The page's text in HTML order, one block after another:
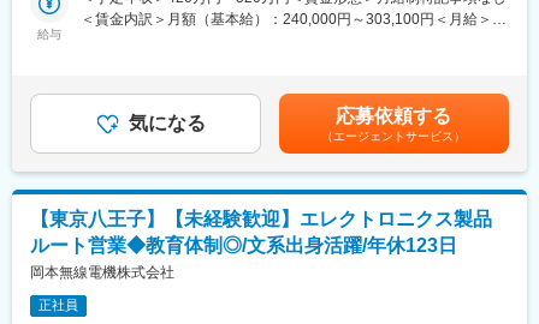
ます。
設立40年を迎えた総合電子部品商社で、電子部品の要であるコン
デンサの世界シェア40%強を生産・販売する株式会社村田製作所
の国内(上位)代理店です。
▼業績拡大中
脱炭素社会へ向けた電気自動車、エコ発電や高機能化するPC・ス
マホ、技術進歩を続ける医療機器、それらを製造するための産業
機械(半導体製造装置・工作機械)など様々な業界に於いて電子部品
は急激な需要増となっており、今後もさらなる伸長が見込まれま
す。
■営業スタイル
く必要があります。
当社では仕入先や販売先が多岐に渡りますので、お客様へ提案で
きる幅が広く、やりがいのある営業です！
■働き方など
・既存：新規＝9：1（新規は紹介等の反響営業）
・訪問エリア：関東地方や新潟などで日帰りがほとんどです。
（宿泊を伴う出張は3か月に1回の頻度です）
・組織構成：8名（50代:3名、40代:2名、20代:3名）と幅広い方が
給与
＜賃金内訳＞月額（基本給）：240,000円～303,100円＜月給＞
でも目安の金額であり上下する可能性があります。■業績により、
別途決算手当支給有■モデル年収：・30代 450万～550万 （係
長）・40代 580万～700万 （課長代理）賃金はあくまでも目安
の金額であり、選考を通じて上下する可能性があります。月給(月
額)は固定手当を含めた表記です。
気になる 応募依頼する
（エージェントサービス）
【東京八王子】【未経験歓迎】エレクトロニクス製品
ルート営業◆教育体制◎/文系出身活躍/年休123日
岡本無線電機株式会社
正社員